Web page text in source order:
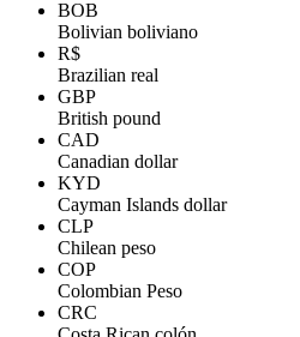
BOB
Bolivian boliviano
R$
Brazilian real
GBP
British pound
CAD
Canadian dollar
KYD
Cayman Islands dollar
CLP
Chilean peso
COP
Colombian Peso
CRC